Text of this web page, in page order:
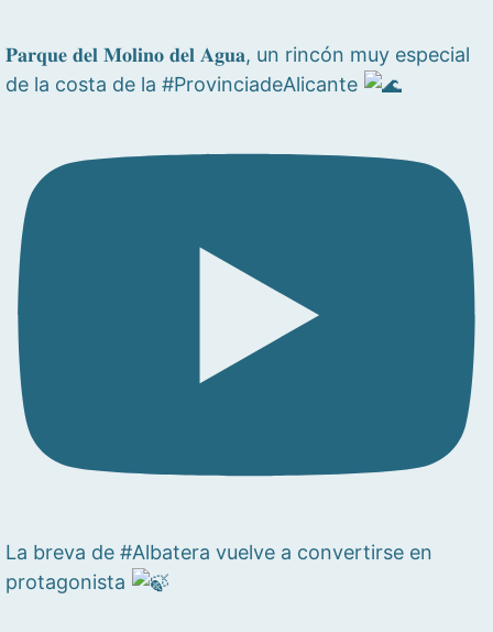
𝐏𝐚𝐫𝐪𝐮𝐞 𝐝𝐞𝐥 𝐌𝐨𝐥𝐢𝐧𝐨 𝐝𝐞𝐥 𝐀𝐠𝐮𝐚, un rincón muy especial
de la costa de la #ProvinciadeAlicante
La breva de #Albatera vuelve a convertirse en
protagonista